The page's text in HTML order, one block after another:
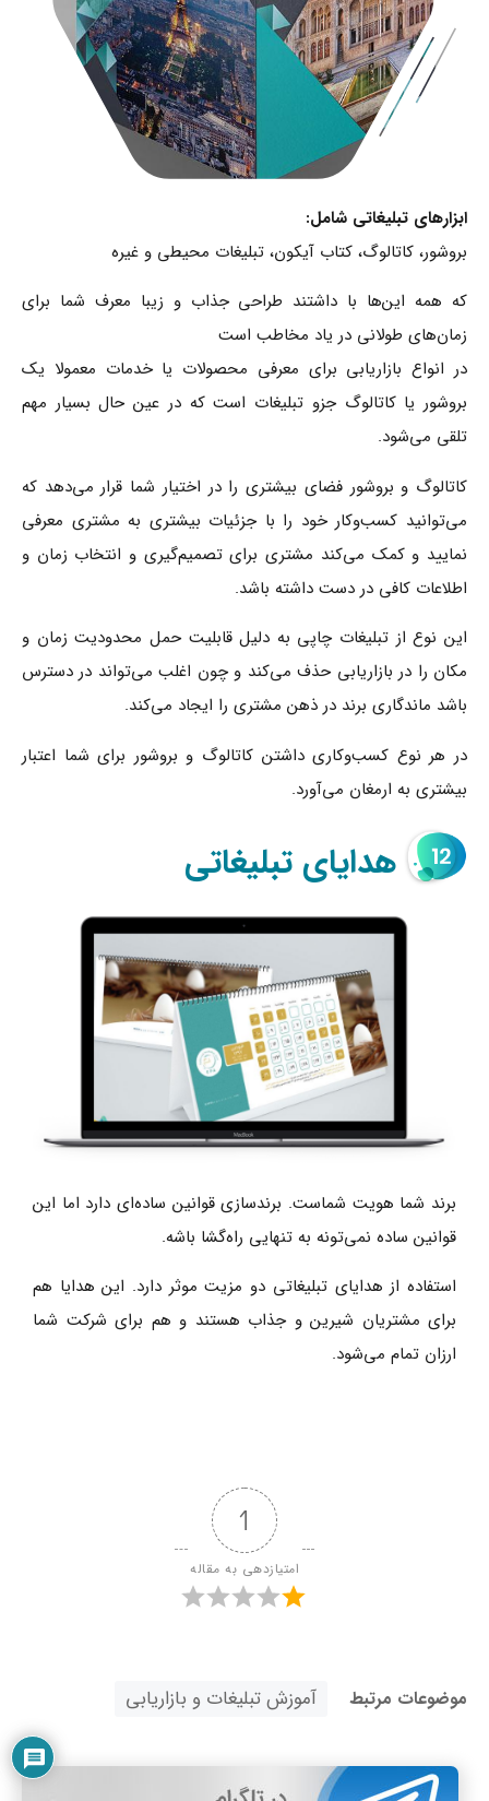
ابزار‌های تبلیغاتی شامل:
بروشور، کاتالوگ، کتاب آیکون، تبلیغات محیطی و غیره
که همه این‌ها با داشتند طراحی جذاب و زیبا معرف شما برای
زمان‌های طولانی در یاد مخاطب است
در انواع بازاریابی برای معرفی محصولات یا خدمات معمولا یک
بروشور یا کاتالوگ جزو تبلیغات است که در عین حال بسیار مهم
تلقی می‌شود.
کاتالوگ و بروشور فضای بیشتری را در اختیار شما قرار می‌دهد که
می‌توانید کسب‌وکار خود را با جزئیات بیشتری به مشتری معرفی
نمایید و کمک می‌کند مشتری برای تصمیم‌گیری و انتخاب زمان و
اطلاعات کافی در دست داشته باشد.
این نوع از تبلیغات چاپی به دلیل قابلیت حمل محدودیت زمان و
مکان را در بازاریابی حذف می‌کند و چون اغلب می‌تواند در دسترس
باشد ماندگاری برند در ذهن مشتری را ایجاد می‌کند.
در هر نوع کسب‌وکاری داشتن کاتالوگ و بروشور برای شما اعتبار
بیشتری به ارمغان می‌آورد.
هدایای تبلیغاتی
برند شما هویت شماست. برندسازی قوانین ساده‌ای دارد اما این
قوانین ساده نمی‌تونه به تنهایی راه‌گشا باشه.
استفاده از هدایای تبلیغاتی دو مزیت موثر دارد. این هدایا هم
برای مشتریان شیرین و جذاب هستند و هم برای شرکت شما
ارزان تمام می‌شود.
1
امتیازدهی به مقاله
موضوعات مرتبط آموزش تبلیغات و بازاریابی